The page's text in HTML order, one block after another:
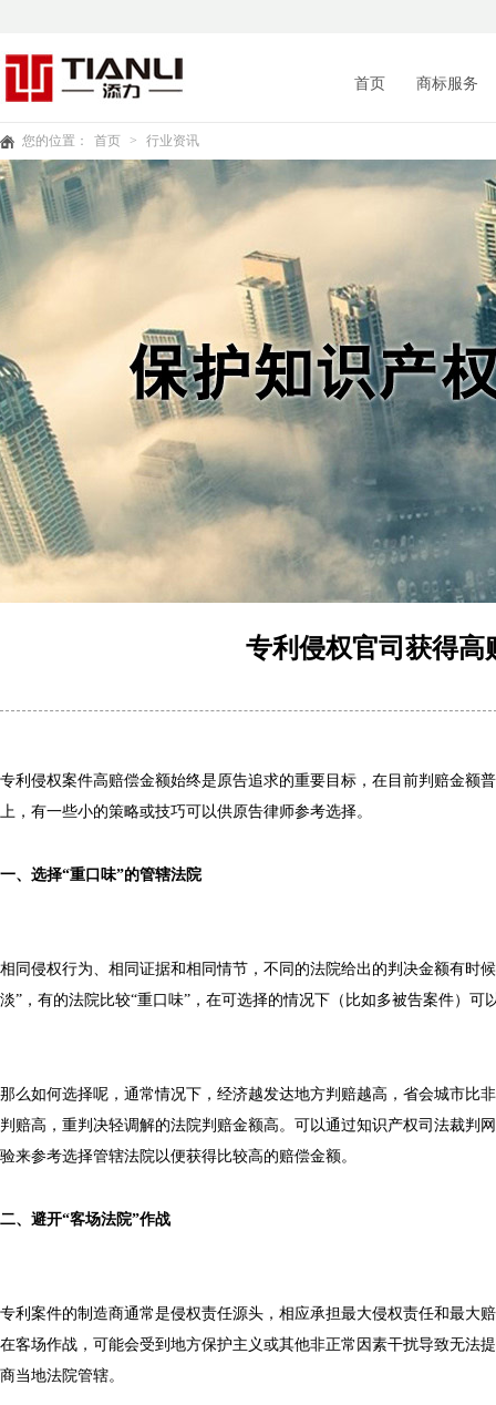
首页 商标服务
您的位置： 首页 > 行业资讯
专利侵权官司获得高
专利侵权案件高赔偿金额始终是原告追求的重要目标，在目前判赔金额
上，有一些小的策略或技巧可以供原告律师参考选择。
一、选择“重口味”的管辖法院
相同侵权行为、相同证据和相同情节，不同的法院给出的判决金额有时
淡”，有的法院比较“重口味”，在可选择的情况下（比如多被告案件）可
那么如何选择呢，通常情况下，经济越发达地方判赔越高，省会城市比
判赔高，重判决轻调解的法院判赔金额高。可以通过知识产权司法裁判
验来参考选择管辖法院以便获得比较高的赔偿金额。
二、避开“客场法院”作战
专利案件的制造商通常是侵权责任源头，相应承担最大侵权责任和最大
在客场作战，可能会受到地方保护主义或其他非正常因素干扰导致无法
商当地法院管辖。